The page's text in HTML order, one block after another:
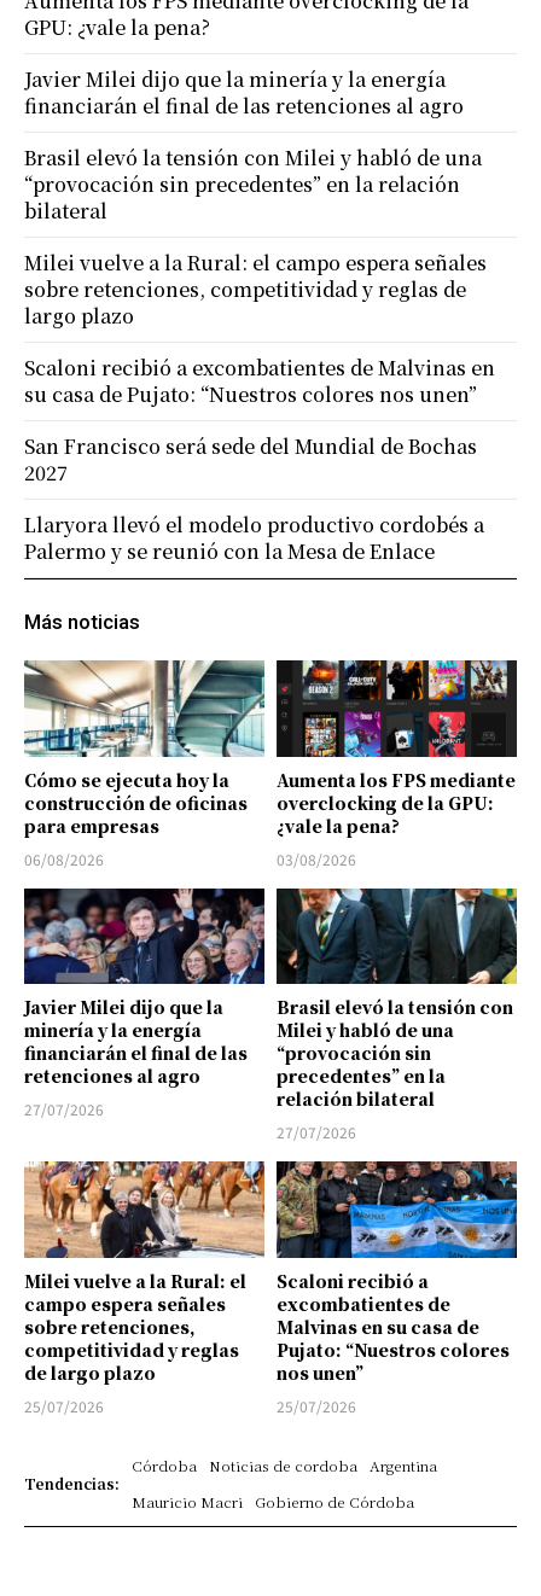
Más noticias
Cómo se ejecuta hoy la
construcción de oficinas
para empresas
06/08/2026
Aumenta los FPS mediante
overclocking de la GPU:
¿vale la pena?
03/08/2026
Javier Milei dijo que la
minería y la energía
financiarán el final de las
retenciones al agro
27/07/2026
Brasil elevó la tensión con
Milei y habló de una
“provocación sin
precedentes” en la
relación bilateral
27/07/2026
Milei vuelve a la Rural: el
campo espera señales
sobre retenciones,
competitividad y reglas
de largo plazo
25/07/2026
Scaloni recibió a
excombatientes de
Malvinas en su casa de
Pujato: “Nuestros colores
nos unen”
25/07/2026
Tendencias:
Córdoba Noticias de cordoba
Argentina
Mauricio Macri
Gobierno de Córdoba
GPU: ¿vale la pena?
Javier Milei dijo que la minería y la energía
financiarán el final de las retenciones al agro
Brasil elevó la tensión con Milei y habló de una
“provocación sin precedentes” en la relación
bilateral
Milei vuelve a la Rural: el campo espera señales
sobre retenciones, competitividad y reglas de
largo plazo
Scaloni recibió a excombatientes de Malvinas en
su casa de Pujato: “Nuestros colores nos unen”
San Francisco será sede del Mundial de Bochas
2027
Llaryora llevó el modelo productivo cordobés a
Palermo y se reunió con la Mesa de Enlace